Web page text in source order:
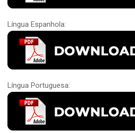
Língua Espanhola:
Língua Portuguesa: